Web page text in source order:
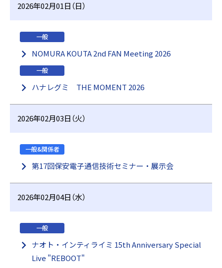
2026年02月01日（日）
一般
NOMURA KOUTA 2nd FAN Meeting 2026
一般
ハナレグミ THE MOMENT 2026
2026年02月03日（火）
一般&関係者
第17回保安電子通信技術セミナー・展示会
2026年02月04日（水）
一般
ナオト・インティライミ 15th Anniversary Special
Live "REBOOT"